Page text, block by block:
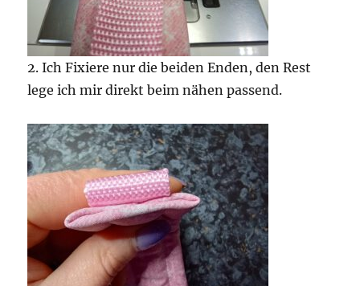
2. Ich Fixiere nur die beiden Enden, den Rest
lege ich mir direkt beim nähen passend.